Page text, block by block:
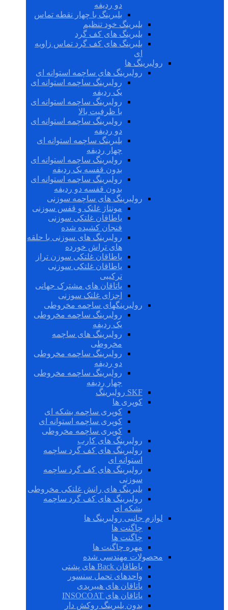
دو ردیفه
بلبرینگ با چهار نقطه تماس
بلبرینگ خود تنظیم
بلبرینگ های کف گرد
بلبرینگ های کف گرد تماس زاویه
ای
رولبرینگ ها
رولبرینگ های ساچمه استوانه ای
رولبرینگ ساچمه استوانه ای
یک ردیفه
رولبرینگ ساچمه استوانه ای
با ظرفیت بالا
رولبرینگ ساچمه استوانه ای
دو ردیفه
بلبرینگ ساچمه استوانه ای
چهار ردیفه
رولبرینگ ساچمه استوانه ای
بدون قفسه یک ردیفه
رولبرینگ ساچمه استوانه ای
بدون قفسه دو ردیفه
رولبرینگ های ساچمه سوزنی
مونتاژ غلتک و قفس سوزنی
یاطاقان غلتکی سوزنی
فنجان کشیده شده
رولبرینگ های سوزنی با حلقه
های تراش خورده
یاطاقان غلتکی سوزن تراز
یاطاقان غلتکی سوزنی
ترکیبی
یاتاقان های مشترک جهانی
اجزای غلتک سوزنی
رولبرینگهای ساچمه مخروطی
رولبرینگ ساچمه مخروطی
یک ردیفه
رولبرینگ های ساچمه
مخروطی
رولبرینگ ساچمه مخروطی
دو ردیفه
رولبرینگ ساچمه مخروطی
چهار ردیفه
SKF رولبرینگ
کوپری ها
کوپری ساچمه بشکه ای
کوپری ساچمه استوانه ای
کوپری ساچمه مخروطی
رولبرینگ های کارب
رولبرینگ های کف گرد ساچمه
استوانه ای
رولبرینگ های کف گرد ساچمه
سوزنی
بلبرینگ های رانش غلتکی مخروطی
رولبرینگ های کف گرد ساچمه
بشکه ای
لوازم جانبی رولبرینگ ها
چاگنت ها
چاگنت ها
مهره چاگنت ها
محصولات مهندسی شده
یاطاقان Back های پشتی
واحدهای تحمل سنسور
یاتاقان های هیبریدی
یاتاقان های INSOCOAT
بدون بلبرینگ روکش دار